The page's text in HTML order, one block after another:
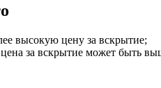
высокую цену за вскрытие;
за вскрытие может быть